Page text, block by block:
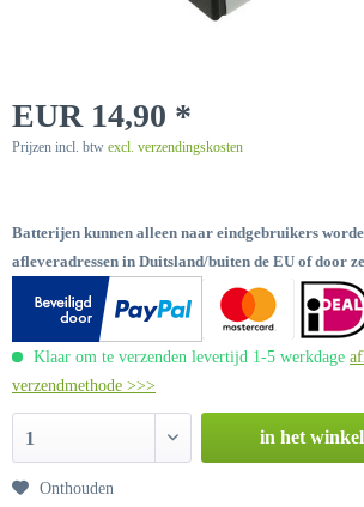
EUR 14,90 *
Prijzen incl. btw excl. verzendingskosten
Batterijen kunnen alleen naar eindgebruikers
afleveradressen in Duitsland/buiten de EU of door
Klaar om te verzenden levertijd 1-5 werkdage
verzendmethode >>>
1 in het
Onthouden